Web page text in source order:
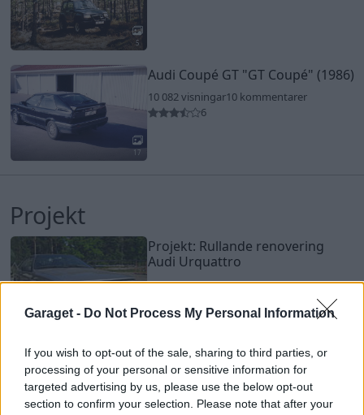
Garaget - Do Not Process My Personal Information
If you wish to opt-out of the sale, sharing to third parties, or
processing of your personal or sensitive information for
targeted advertising by us, please use the below opt-out
section to confirm your selection. Please note that after your
5
17
Audi Coupé GT "GT Coupé" (1986)
10 082 visningar10 kommentarer
6
Projekt
Projekt: Rullande renovering
Audi Urquattro
Urquattro problemlösning o
uppsnyggning